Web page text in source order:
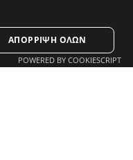
ΑΠΌΡΡΙΨΗ ΌΛΩΝ
POWERED BY COOKIESCRIPT